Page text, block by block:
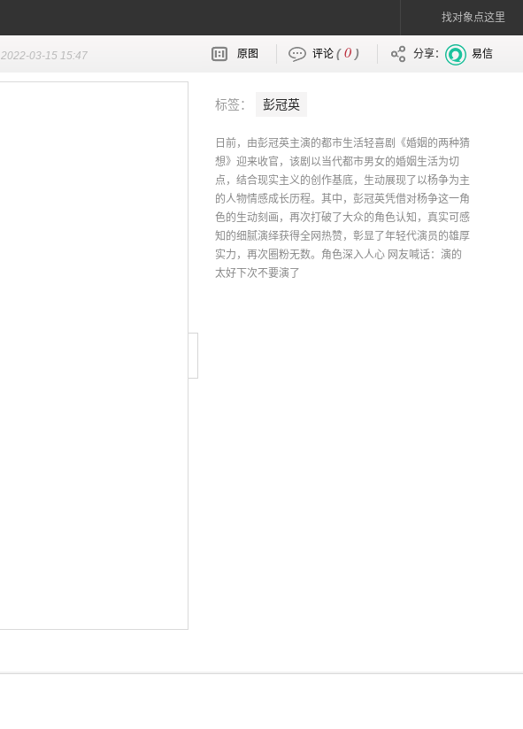
找对象点这里
2022-03-15 15:47 原图 评论 (0 ) 分享： 易信
标签： 彭冠英
日前，由彭冠英主演的都市生活轻喜剧《婚姻的两种猜
想》迎来收官，该剧以当代都市男女的婚姻生活为切
点，结合现实主义的创作基底，生动展现了以杨争为主
的人物情感成长历程。其中，彭冠英凭借对杨争这一角
色的生动刻画，再次打破了大众的角色认知，真实可感
知的细腻演绎获得全网热赞，彰显了年轻代演员的雄厚
实力，再次圈粉无数。角色深入人心 网友喊话：演的
太好下次不要演了